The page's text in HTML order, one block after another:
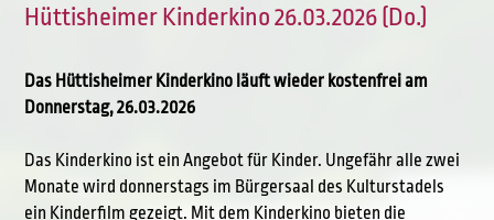
Hüttisheimer Kinderkino 26.03.2026 (Do.)
Das Hüttisheimer Kinderkino läuft wieder kostenfrei am
Donnerstag, 26.03.2026
Das Kinderkino ist ein Angebot für Kinder. Ungefähr alle zwei
Monate wird donnerstags im Bürgersaal des Kulturstadels
ein Kinderfilm gezeigt. Mit dem Kinderkino bieten die